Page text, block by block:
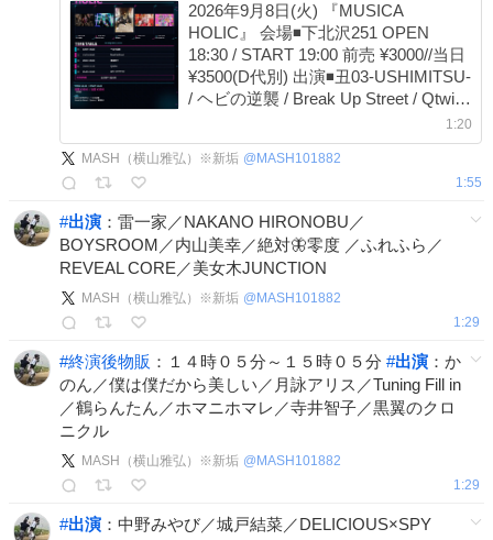
2026年9月8日(火) 『MUSICA
HOLIC』 会場◾️下北沢251 OPEN
18:30 / START 19:00 前売 ¥3000//当日
¥3500(D代別) 出演◾️丑03-USHIMITSU-
/ ヘビの逆襲 / Break Up Street / Qtwins
時販売開始 livepocket.jp/e/251260908
1:20
MASH（横山雅弘）※新垢 @ MASH101882
1:55
#出演 ：雷一家／NAKANO HIRONOBU／
BOYSROOM／内山美幸／絶対🦋零度 ／ふれふら／
REVEAL CORE／美女木JUNCTION
MASH（横山雅弘）※新垢 @ MASH101882
1:29
#終演後物販 ：１４時０５分～１５時０５分 #出演 ：か
のん／僕は僕だから美しい／月詠アリス／Tuning Fill in
／鶴らんたん／ホマニホマレ／寺井智子／黒翼のクロ
ニクル
MASH（横山雅弘）※新垢 @ MASH101882
1:29
#出演 ：中野みやび／城戸結菜／DELICIOUS×SPY